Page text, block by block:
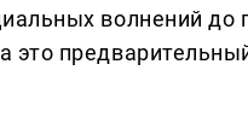
волнений до
это